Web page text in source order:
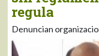
regula
Denuncian